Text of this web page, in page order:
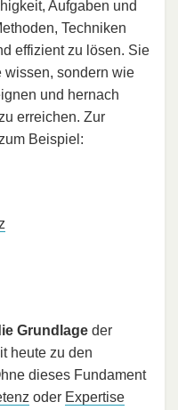
Aufgaben und
Techniken
effizient zu lösen. Sie
wissen, sondern wie
und hernach
erreichen. Zur
Beispiel:
Grundlage der
heute zu den
dieses Fundament
oder Expertise